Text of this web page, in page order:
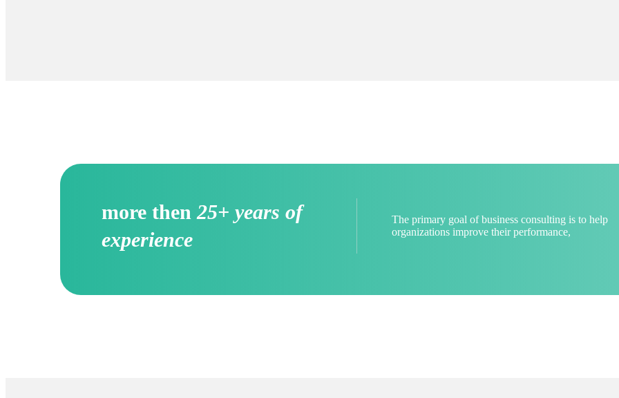
more then 25+ years of
experience
The primary goal of business consulting is to help
organizations improve their performance,